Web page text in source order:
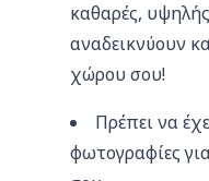
καθαρές,
αναδεικνύουν
χώρου σου!
Πρέπει να
φωτογραφίες